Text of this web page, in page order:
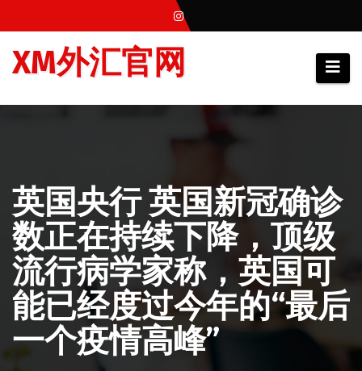
至
XM外汇官网
英国央行 英国新冠确诊
数正在持续下降，顶级
流行病学家称，英国可
能已经度过今年的“最后
一个疫情高峰”